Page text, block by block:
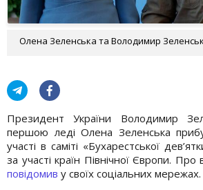
Олена Зеленська та Володимир
Президент України Володимир
першою леді Олена Зеленська
участі в саміті «Бухарестської
за участі країн Північної Європи. Про
повідомив у своїх соціальних мережах.